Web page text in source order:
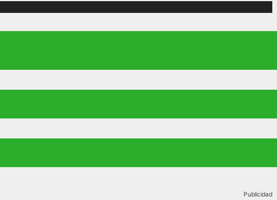
Publicidad